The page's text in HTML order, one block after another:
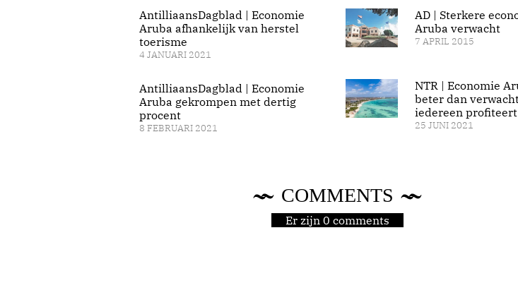
AntilliaansDagblad | Economie
Aruba afhankelijk van herstel
toerisme
4 JANUARI 2021
AntilliaansDagblad | Economie
Aruba gekrompen met dertig
procent
8 FEBRUARI 2021
AD | Sterkere
Aruba verwacht
7 APRIL 2015
NTR | Economie
beter dan
iedereen profiteert
25 JUNI 2021
COMMENTS
Er zijn 0 comments